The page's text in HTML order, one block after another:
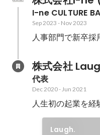
I-ne CULTURE
Sep 2023 - Nov 2023
人事部門で新卒採
株式会社
代表
Dec 2020- Jun 2021
人生初の起業を経
Laugh.